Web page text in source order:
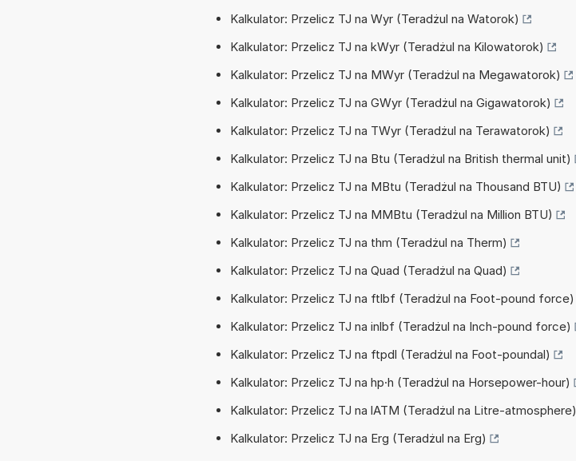
Kalkulator: Przelicz TJ na Wyr (Teradżul na Watorok)
Kalkulator: Przelicz TJ na kWyr (Teradżul na Kilowatorok)
Kalkulator: Przelicz TJ na MWyr (Teradżul na Megawatorok)
Kalkulator: Przelicz TJ na GWyr (Teradżul na Gigawatorok)
Kalkulator: Przelicz TJ na TWyr (Teradżul na Terawatorok)
Kalkulator: Przelicz TJ na Btu (Teradżul na British thermal unit)
Kalkulator: Przelicz TJ na MBtu (Teradżul na Thousand BTU)
Kalkulator: Przelicz TJ na MMBtu (Teradżul na Million BTU)
Kalkulator: Przelicz TJ na thm (Teradżul na Therm)
Kalkulator: Przelicz TJ na Quad (Teradżul na Quad)
Kalkulator: Przelicz TJ na ftlbf (Teradżul na Foot-pound force)
Kalkulator: Przelicz TJ na inlbf (Teradżul na Inch-pound force)
Kalkulator: Przelicz TJ na ftpdl (Teradżul na Foot-poundal)
Kalkulator: Przelicz TJ na hp·h (Teradżul na Horsepower-hour)
Kalkulator: Przelicz TJ na lATM (Teradżul na Litre-atmosphere)
Kalkulator: Przelicz TJ na Erg (Teradżul na Erg)